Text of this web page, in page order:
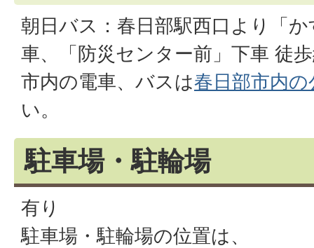
朝日バス：春日部駅西口より「
車、「防災センター前」下車 徒
市内の電車、バスは春日部市内の
い。
駐車場・駐輪場
有り
駐車場・駐輪場の位置は、